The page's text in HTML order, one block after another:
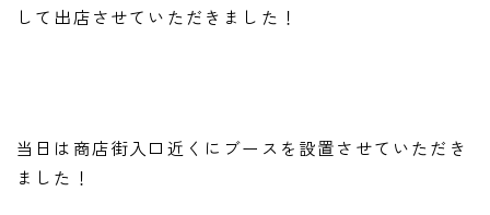
して出店させていただきました！
当日は商店街入口近くにブースを設置させていただき
ました！